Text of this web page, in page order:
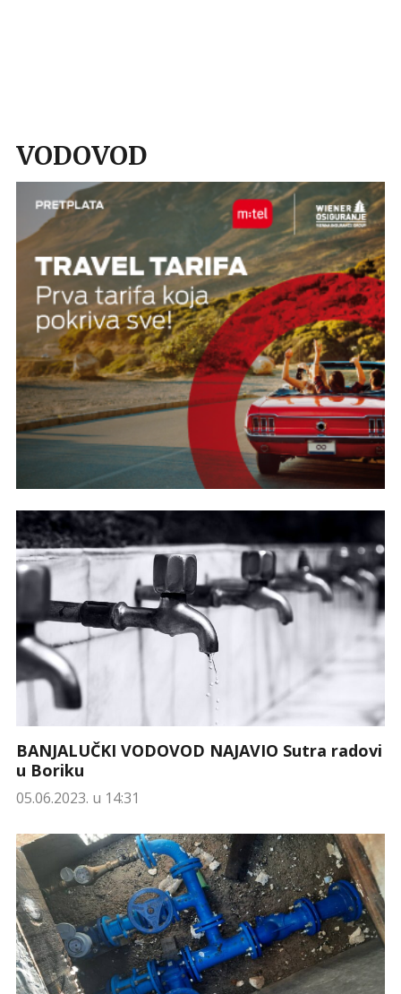
VODOVOD
BANJALUČKI VODOVOD NAJAVIO Sutra radovi
u Boriku
05.06.2023. u 14:31